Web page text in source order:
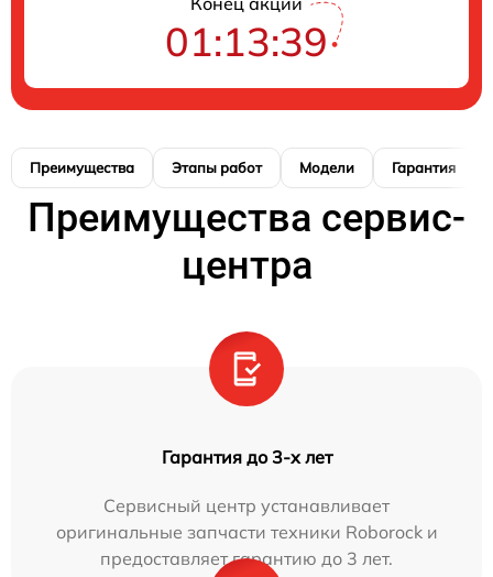
01:13:38
Преимущества Этапы работ Модели Гарантия
Преимущества сервис-
центра
Гарантия до 3-х лет
Сервисный центр устанавливает
оригинальные запчасти техники Roborock и
предоставляет гарантию до 3 лет.